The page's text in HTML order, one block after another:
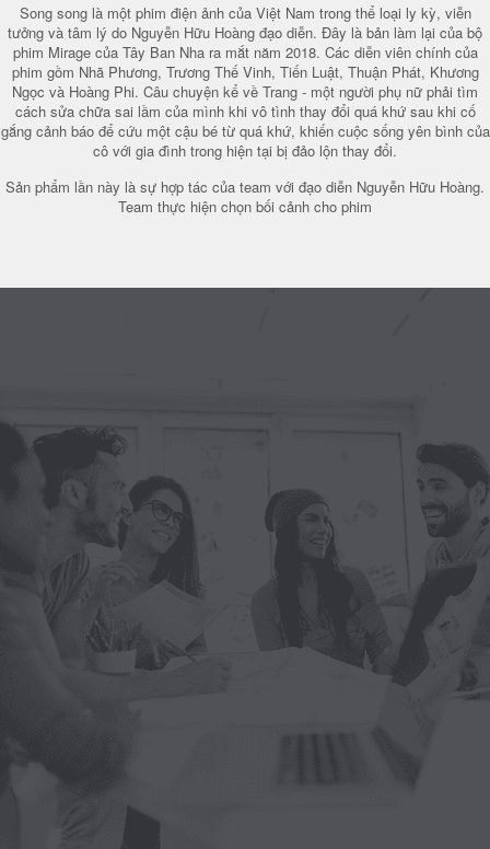
Song song là một phim điện ảnh của Việt Nam trong thể loại ly kỳ, viễn
tưởng và tâm lý do Nguyễn Hữu Hoàng đạo diễn. Đây là bản làm lại của bộ
phim Mirage của Tây Ban Nha ra mắt năm 2018. Các diễn viên chính của
phim gồm Nhã Phương, Trương Thế Vinh, Tiến Luật, Thuận Phát, Khương
Ngọc và Hoàng Phi. Câu chuyện kể về Trang - một người phụ nữ phải tìm
cách sửa chữa sai lầm của mình khi vô tình thay đổi quá khứ sau khi cố
gắng cảnh báo để cứu một cậu bé từ quá khứ, khiến cuộc sống yên bình của
cô với gia đình trong hiện tại bị đảo lộn thay đổi.
Sản phẩm lần này là sự hợp tác của team với đạo diễn Nguyễn Hữu Hoàng.
Team thực hiện chọn bối cảnh cho phim